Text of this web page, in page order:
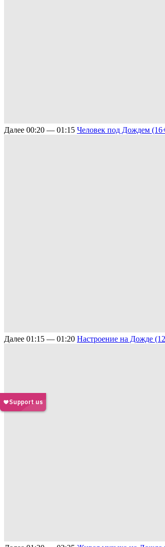
Далее 00:20 — 01:15 Человек под Дождем
Далее 01:15 — 01:20 Настроение на Дожде